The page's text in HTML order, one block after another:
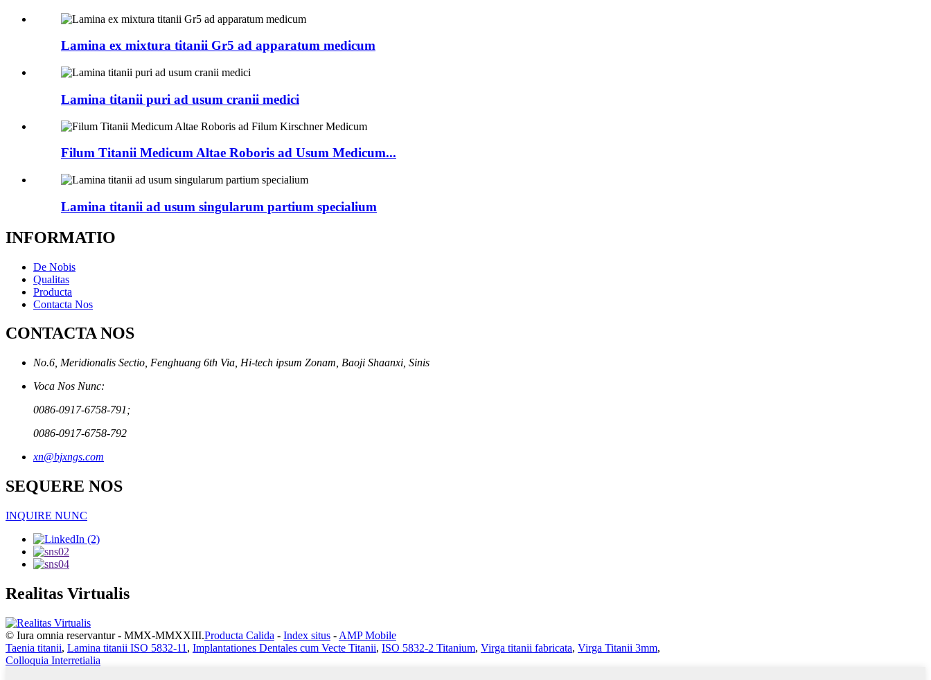
Lamina ex mixtura titanii Gr5 ad apparatum medicum
Lamina titanii puri ad usum cranii medici
Filum Titanii Medicum Altae Roboris ad Usum Medicum...
Lamina titanii ad usum singularum partium specialium
INFORMATIO
De Nobis
Qualitas
Producta
Contacta Nos
CONTACTA NOS
No.6, Meridionalis Sectio, Fenghuang 6th Via, Hi-tech ipsum Zonam, Baoji Shaanxi, Sinis
Voca Nos Nunc:
0086-0917-6758-791;
0086-0917-6758-792
xn@bjxngs.com
SEQUERE NOS
INQUIRE NUNC
Realitas Virtualis
© Iura omnia reservantur - MMX-MMXXIII.Producta Calida - Index situs - AMP Mobile
Taenia titanii, Lamina titanii ISO 5832-11 , Implantationes Dentales cum Vecte Titanii, ISO 5832-2 Titanium, Virga titanii fabricata, Virga Titanii 3mm,
Colloquia Interretialia